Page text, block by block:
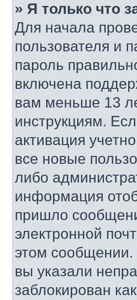
» Я только что
Для начала
пользователя и
пароль
включена
вам меньше 13
инструкциям.
активация
все новые
либо
информация
пришло
электронной
этом
вы указали
заблокирован